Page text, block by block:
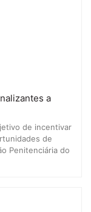
a
de incentivar
de
Penitenciária do